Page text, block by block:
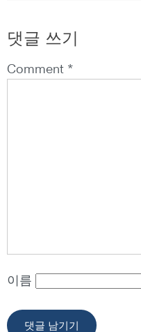
댓글 쓰기
Comment *
이름